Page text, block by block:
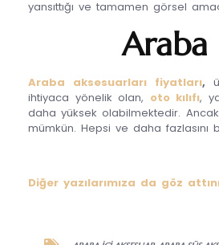
yansıttığı ve tamamen görsel
Araba
Araba aksesuarları fiyatları,
ihtiyaca yönelik olan, oto kılıfı,
daha yüksek olabilmektedir. Ancak
mümkün. Hepsi ve daha fazlasını
Diğer yazılarımıza da göz